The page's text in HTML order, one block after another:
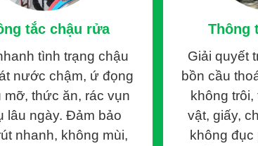
CẢNH BÁO LỪA
ngay cả trong dịch vụ thông tắc cống, khách
ít đơn vị cung cấp dịch vụ thông tắc cống
rủi ro và lựa chọn dịch vụ uy tín, Tấn Phát
Dưới đây là những dấu hiệu và chiêu trò lừa
tắc chậu rửa
tình trạng chậu
nước chậm, ứ đọng
mỡ, thức ăn, rác vụn
lâu ngày. Đảm bảo
nhanh, không mùi,
Thông
Giải quyết
bồn cầu
không trôi,
vật, giấy,
không đục